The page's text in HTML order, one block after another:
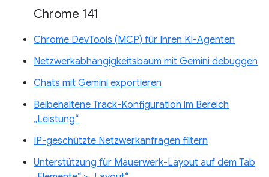
Chrome 141
Chrome DevTools (MCP) für Ihren KI-Agenten
Netzwerkabhängigkeitsbaum mit Gemini debuggen
Chats mit Gemini exportieren
Beibehaltene Track-Konfiguration im Bereich
„Leistung“
IP-geschützte Netzwerkanfragen filtern
Unterstützung für Mauerwerk-Layout auf dem Tab